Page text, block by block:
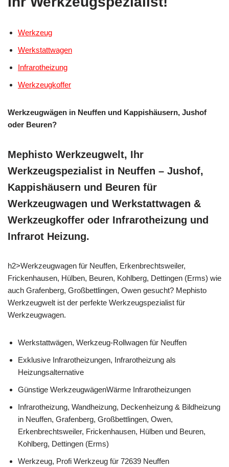
Werkzeug
Werkstattwagen
Infrarotheizung
Werkzeugkoffer
Werkzeugwägen in Neuffen und Kappishäusern, Jushof
oder Beuren?
Mephisto Werkzeugwelt, Ihr
Werkzeugspezialist in Neuffen – Jushof,
Kappishäusern und Beuren für
Werkzeugwagen und Werkstattwagen &
Werkzeugkoffer oder Infrarotheizung und
Infrarot Heizung.
h2>Werkzeugwagen für Neuffen, Erkenbrechtsweiler,
Frickenhausen, Hülben, Beuren, Kohlberg, Dettingen (Erms) wie
auch Grafenberg, Großbettlingen, Owen gesucht? Mephisto
Werkzeugwelt ist der perfekte Werkzeugspezialist für
Werkzeugwagen.
Werkstattwägen, Werkzeug-Rollwagen für Neuffen
Exklusive Infrarotheizungen, Infrarotheizung als
Heizungsalternative
Günstige WerkzeugwägenWärme Infrarotheizungen
Infrarotheizung, Wandheizung, Deckenheizung & Bildheizung
in Neuffen, Grafenberg, Großbettlingen, Owen,
Erkenbrechtsweiler, Frickenhausen, Hülben und Beuren,
Kohlberg, Dettingen (Erms)
Werkzeug, Profi Werkzeug für 72639 Neuffen